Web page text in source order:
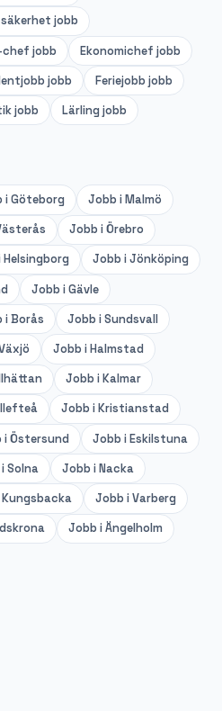
jobb
chef jobb Ekonomichef jobb
jobb Feriejobb jobb
jobb Lärling jobb
iGöteborg Jobb iMalmö
Jobb iÖrebro
Helsingborg Jobb iJönköping
Jobb iGävle
iBorås Jobb iSundsvall
Jobb iHalmstad
Jobb iKalmar
Jobb iKristianstad
iÖstersund Jobb iEskilstuna
Solna Jobb iNacka
Kungsbacka Jobb iVarberg
Jobb iÄngelholm